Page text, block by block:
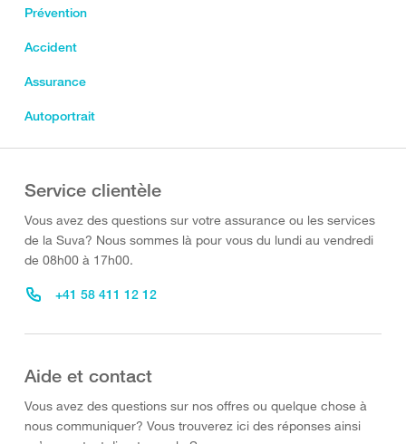
Prévention
Accident
Assurance
Autoportrait
Service clientèle
Vous avez des questions sur votre assurance ou les services
de la Suva? Nous sommes là pour vous du lundi au vendredi
de 08h00 à 17h00.
+41 58 411 12 12
Aide et contact
Vous avez des questions sur nos offres ou quelque chose à
nous communiquer? Vous trouverez ici des réponses ainsi